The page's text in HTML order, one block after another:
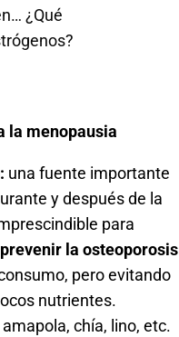
¿Qué
la menopausia
una fuente importante
y después de la
para
prevenir la
pero evitando
nutrientes.
chía, lino, etc.